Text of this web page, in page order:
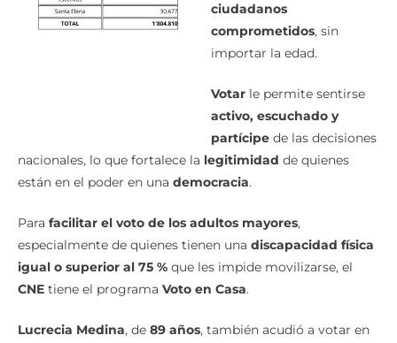
ciudadanos
comprometidos, sin
importar la edad.
Votar le permite sentirse
activo, escuchado y
partícipe de las decisiones
nacionales, lo que fortalece la legitimidad de quienes
están en el poder en una democracia.
Para facilitar el voto de los adultos mayores,
especialmente de quienes tienen una discapacidad física
igual o superior al 75 % que les impide movilizarse, el
CNE tiene el programa Voto en Casa.
Lucrecia Medina, de 89 años, también acudió a votar en